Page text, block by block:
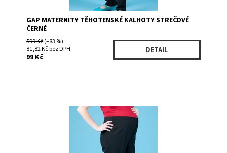
GAP MATERNITY TĚHOTENSKÉ KALHOTY STREČOVÉ
ČERNÉ
599 Kč(–83 %)
81,82 Kč bez DPH
99 Kč
DETAIL
Skladem 1
205226BK